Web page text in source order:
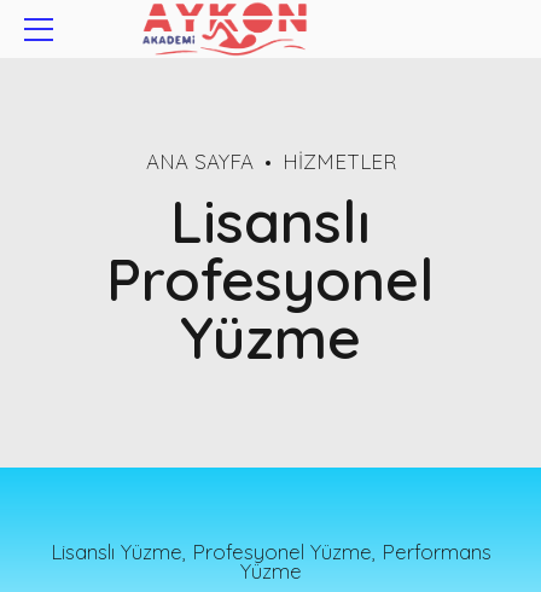
ANA SAYFA HIZMETLER
Lisanslı
Profesyonel
Yüzme
Lisanslı Yüzme, Profesyonel Yüzme, Performans
Yüzme